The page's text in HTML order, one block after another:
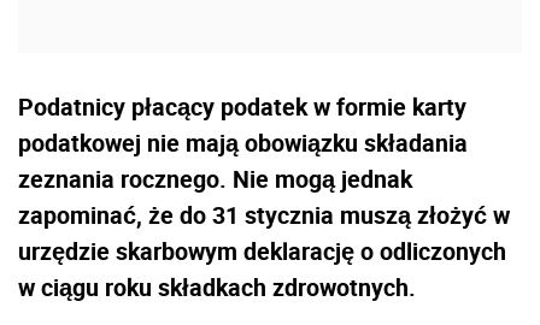
Podatnicy płacący podatek w formie karty
podatkowej nie mają obowiązku składania
zeznania rocznego. Nie mogą jednak
zapominać, że do 31 stycznia muszą złożyć w
urzędzie skarbowym deklarację o odliczonych
w ciągu roku składkach zdrowotnych.